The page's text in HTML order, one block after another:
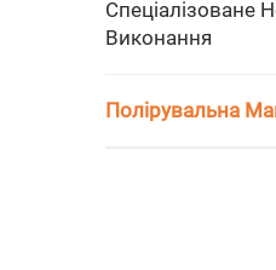
Спеціалізоване
Виконання
Полірувальна